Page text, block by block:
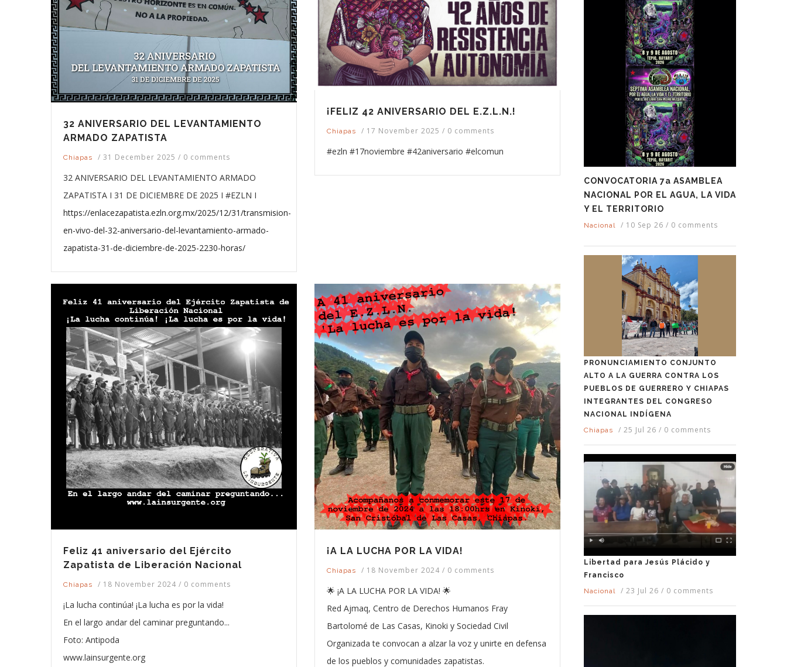
32 ANIVERSARIO DEL LEVANTAMIENTO
ARMADO ZAPATISTA
Chiapas / 31 December 2025 / 0 comments
32 ANIVERSARIO DEL LEVANTAMIENTO ARMADO
ZAPATISTA I 31 DE DICIEMBRE DE 2025 I #EZLN I
https://enlacezapatista.ezln.org.mx/2025/12/31/transmision-
en-vivo-del-32-aniversario-del-levantamiento-armado-
zapatista-31-de-diciembre-de-2025-2230-horas/
¡FELIZ 42 ANIVERSARIO DEL E.Z.L.N.!
Chiapas / 17 November 2025 / 0 comments
#ezln #17noviembre #42aniversario #elcomun
Feliz 41 aniversario del Ejército
Zapatista de Liberación Nacional
Chiapas / 18 November 2024 / 0 comments
¡La lucha continúa! ¡La lucha es por la vida!
En el largo andar del caminar preguntando...
Foto: Antipoda
www.lainsurgente.org
¡A LA LUCHA POR LA VIDA!
Chiapas / 18 November 2024 / 0 comments
🌟 ¡A LA LUCHA POR LA VIDA! 🌟
Red Ajmaq, Centro de Derechos Humanos Fray
Bartolomé de Las Casas, Kinoki y Sociedad Civil
Organizada te convocan a alzar la voz y unirte en defensa
de los pueblos y comunidades zapatistas.
CONVOCATORIA 7a ASAMBLEA
NACIONAL POR EL AGUA, LA VIDA
Y EL TERRITORIO
Nacional / 10 Sep 26 / 0 comments
PRONUNCIAMIENTO CONJUNTO
ALTO A LA GUERRA CONTRA LOS
PUEBLOS DE GUERRERO Y CHIAPAS
INTEGRANTES DEL CONGRESO
NACIONAL INDÍGENA
Chiapas
/ 25 Jul 26 / 0 comments
Libertad para Jesús Plácido y
Francisco
Nacional
/ 23 Jul 26 / 0 comments